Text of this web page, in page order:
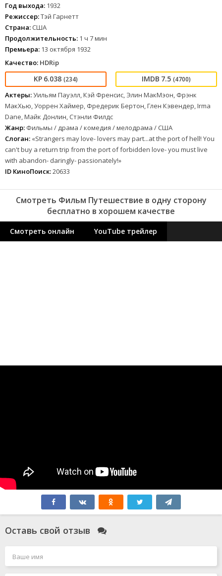
Год выхода: 1932
Режиссер:Тэй Гарнетт
Страна: США
Продолжительность: 1 ч 7 мин
Премьера: 13 октября 1932
Качество: HDRip
6.038 (234) 7.5 (4700)
Актеры:Уильям Пауэлл, Кэй Френсис, Элин МакМэон, Фрэнк
МакХью, Уоррен Хаймер, Фредерик Бертон, Глен Кэвендер, Irma
Dane, Майк Донлин, Стэнли Филдс
Жанр: Фильмы / драма / комедия / мелодрама / США
Слоган: «Strangers may love- lovers may part...at the port of hell! You
can't buy a return trip from the port of forbidden love- you must live
with abandon- daringly- passionately!»
ID КиноПоиск:20633
Смотреть Фильм Путешествие в одну сторону
бесплатно в хорошем качестве
Смотреть онлайн YouTube трейлер
Оставь свой отзыв